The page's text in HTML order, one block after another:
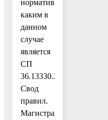
нормативов»–
каким в
данном
случае
является
СП
36.13330.2012.
Свод
правил.
Магистральные